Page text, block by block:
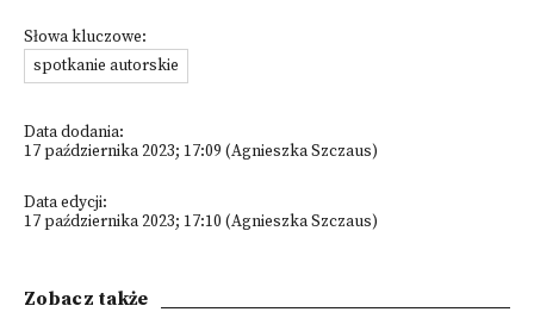
Słowa kluczowe:
spotkanie autorskie
Data dodania:
17 października 2023; 17:09 (Agnieszka Szczaus)
Data edycji:
17 października 2023; 17:10 (Agnieszka Szczaus)
Zobacz także